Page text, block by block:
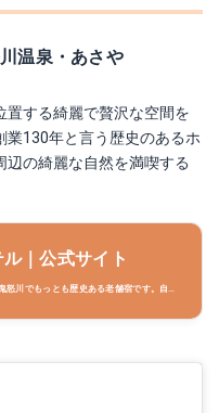
温泉・あさや
置する綺麗で贅沢な空間を
業130年と言う歴史のあるホ
の綺麗な自然を満喫する
｜公式サイト
川でもっとも歴史ある老舗宿です。自家